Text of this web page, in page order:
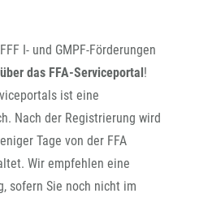
I- und GMPF-Förderungen
das FFA-Serviceportal !
ist eine
Nach der Registrierung wird
Tage von der FFA
Wir empfehlen eine
sofern Sie noch nicht im